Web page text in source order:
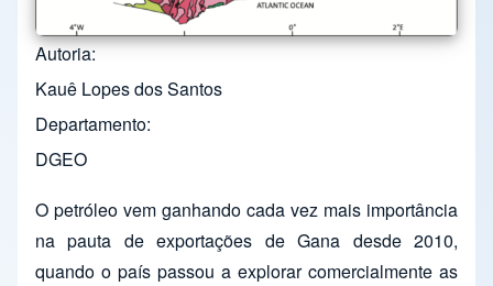
Autoria
Kauê Lopes dos Santos
Departamento
DGEO
O petróleo vem ganhando cada vez mais importância
na pauta de exportações de Gana desde 2010,
quando o país passou a explorar comercialmente as